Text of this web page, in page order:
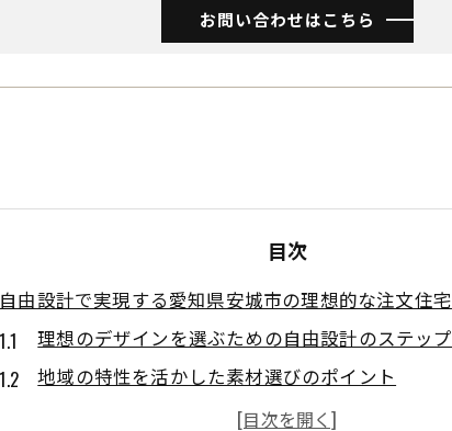
お問い合わせはこちら
目次
自由設計で実現する愛知県安城市の理想的な注文住宅
理想のデザインを選ぶための自由設計のステップ
地域の特性を活かした素材選びのポイント
自然と調和する住まいへのデザインアイデア